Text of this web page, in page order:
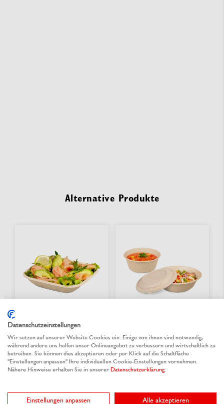
Alternative Produkte
Schale aus Bagasse
quadratisch
ab 0,192 € / St.
Schale aus Bagasse
rund & Deckel
ab 0,179 € / St.
Datenschutzeinstellungen
Wir setzen auf unserer Website Cookies ein. Einige von ihnen sind notwendig,
während andere uns helfen unser Onlineangebot zu verbessern und wirtschaftlich zu
betreiben. Sie können dies akzeptieren oder per Klick auf die Schaltfläche
"Einstellungen anpassen" Ihre individuellen Cookie-Einstellungen vornehmen.
Nähere Hinweise erhalten Sie in unserer Datenschutzerklärung.
Einstellungen anpassen Alle akzeptieren